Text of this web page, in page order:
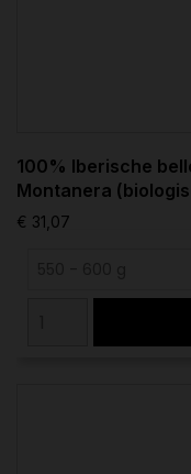
100% Iberische
Montanera
€ 31,07